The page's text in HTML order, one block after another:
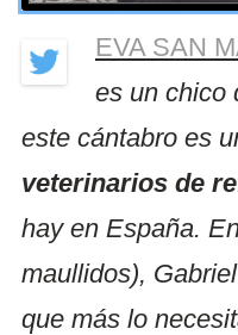
EVA SAN
es un chico
este cántabro es
veterinarios de
hay en España.
maullidos),
que más lo